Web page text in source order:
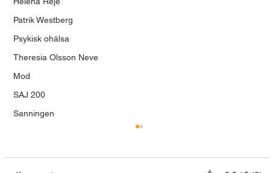
Patrik Westberg
Psykisk ohälsa
Theresia Olsson Neve
Mod
SAJ 200
Sanningen